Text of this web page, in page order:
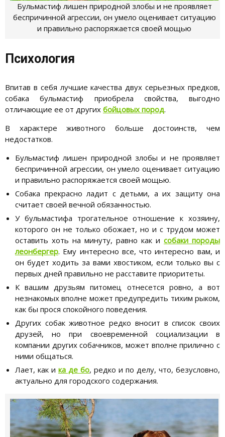
Бульмастиф лишен природной злобы и не проявляет
беспричинной агрессии, он умело оценивает ситуацию
и правильно распоряжается своей мощью
Психология
Впитав в себя лучшие качества двух серьезных предков,
собака бульмастиф приобрела свойства, выгодно
отличающие ее от других бойцовых пород.
В характере животного больше достоинств, чем
недостатков.
Бульмастиф лишен природной злобы и не проявляет
беспричинной агрессии, он умело оценивает ситуацию
и правильно распоряжается своей мощью.
Собака прекрасно ладит с детьми, а их защиту она
считает своей вечной обязанностью.
У бульмастифа трогательное отношение к хозяину,
которого он не только обожает, но и с трудом может
оставить хоть на минуту, равно как и собаки породы
леонбергер. Ему интересно все, что интересно вам, и
он будет ходить за вами хвостиком, если только вы с
первых дней правильно не расставите приоритеты.
К вашим друзьям питомец отнесется ровно, а вот
незнакомых вполне может предупредить тихим рыком,
как бы прося спокойного поведения.
Других собак животное редко вносит в список своих
друзей, но при своевременной социализации в
компании других собачников, может вполне прилично с
ними общаться.
Лает, как и ка де бо, редко и по делу, что, безусловно,
актуально для городского содержания.